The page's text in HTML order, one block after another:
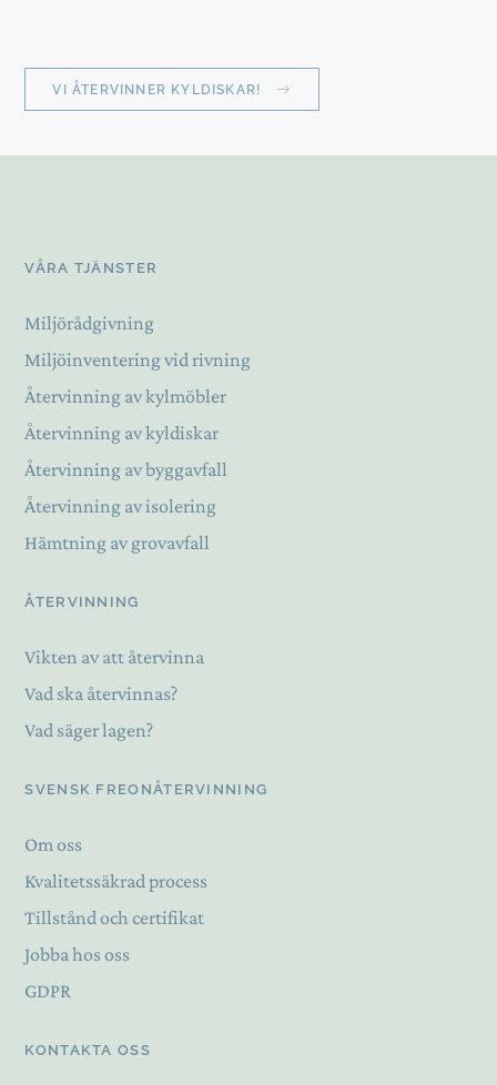
VI ÅTERVINNER KYLDISKAR!
VÅRA TJÄNSTER
Miljörådgivning
Miljöinventering vid rivning
Återvinning av kylmöbler
Återvinning av kyldiskar
Återvinning av byggavfall
Återvinning av isolering
Hämtning av grovavfall
ÅTERVINNING
Vikten av att återvinna
Vad ska återvinnas?
Vad säger lagen?
SVENSK FREONÅTERVINNING
Om oss
Kvalitetssäkrad process
Tillstånd och certifikat
Jobba hos oss
GDPR
KONTAKTA OSS